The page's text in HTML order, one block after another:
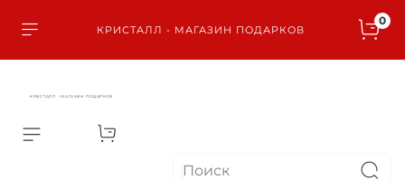
КРИСТАЛЛ - МАГАЗИН ПОДАРКОВ
0
КРИСТАЛЛ - МАГАЗИН ПОДАРКОВ